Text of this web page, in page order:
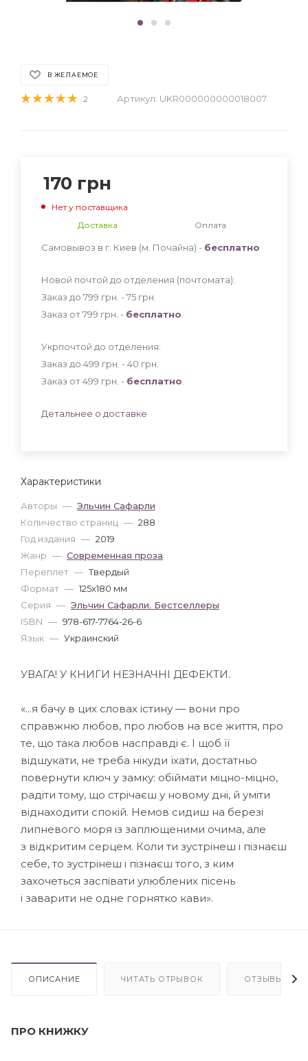
В ЖЕЛАЕМОЕ
2 Артикул: UKR000000000018007
Характеристики
Авторы — Эльчин Сафарли
Количество страниц — 288
Год издания — 2019
Жанр — Современная проза
Переплет — Твердый
Формат — 125x180 мм
Серия — Эльчин Сафарли. Бестселлеры
ISBN — 978-617-7764-26-6
Язык — Украинский
170 грн
Нет у поставщика
Доставка
Оплата
Самовывоз в г. Киев (м. Почайна) - бесплатно
Новой почтой до отделения (почтомата):
Заказ до 799 грн. - 75 грн
Заказ от 799 грн. - бесплатно
Укрпочтой до отделения:
Заказ до 499 грн. - 40 грн
Заказ от 499 грн. - бесплатно
Детальнее о доставке
УВАГА! У КНИГИ НЕЗНАЧНІ ДЕФЕКТИ.
«...я бачу в цих словах істину — вони про
справжню любов, про любов на все життя, про
те, що така любов насправді є. І щоб її
відшукати, не треба нікуди їхати, достатньо
повернути ключ у замку: обіймати міцно-міцно,
радіти тому, що стрічаєш у новому дні, й уміти
віднаходити спокій. Немов сидиш на березі
липневого моря із заплющеними очима, але
з відкритим серцем. Коли ти зустрінеш і пізнаєш
себе, то зустрінеш і пізнаєш того, з ким
захочеться заспівати улюблених пісень
і заварити не одне горнятко кави».
ОПИСАНИЕ ЧИТАТЬ ОТРЫВОК ОТЗЫВЫ(2)
ПРО КНИЖКУ